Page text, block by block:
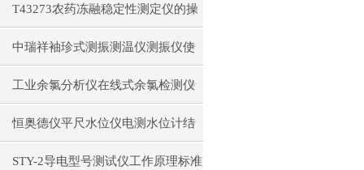
前准备操作步骤
T43273农药冻融稳定性测定仪的操
作使用
中瑞祥袖珍式测振测温仪测振仪使
用注意事项工作原理
工业余氯分析仪在线式余氯检测仪
日常维护注意事项安装与接线步骤
恒奥德仪平尺水位仪电测水位计结
构原理操作使用
STY-2导电型号测试仪工作原理标准